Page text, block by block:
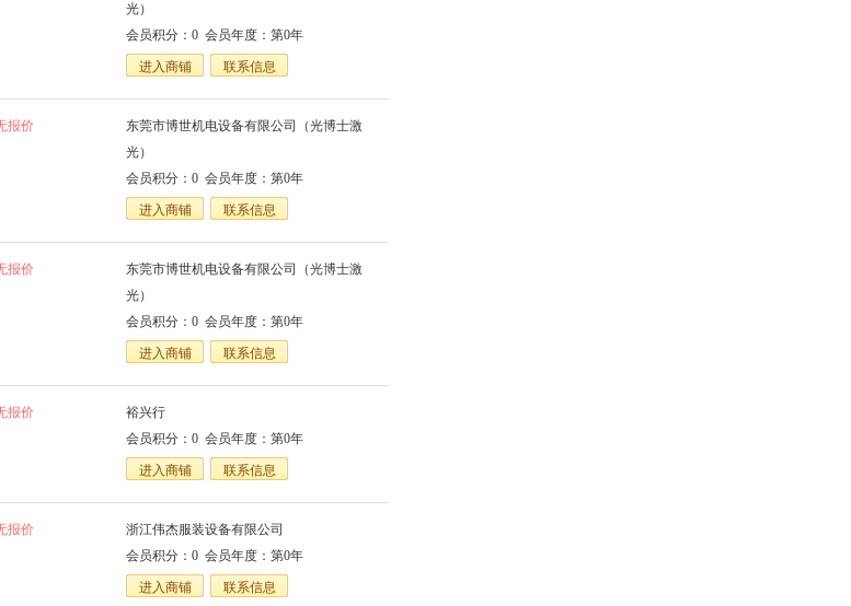
光）
会员积分：0 会员年度：第0年
进入商铺 联系信息
报价
东莞市博世机电设备有限公司（光博士激
光）
会员积分：0 会员年度：第0年
进入商铺 联系信息
报价
东莞市博世机电设备有限公司（光博士激
光）
会员积分：0 会员年度：第0年
进入商铺 联系信息
报价
裕兴行
会员积分：0 会员年度：第0年
进入商铺 联系信息
报价
浙江伟杰服装设备有限公司
会员积分：0 会员年度：第0年
进入商铺 联系信息